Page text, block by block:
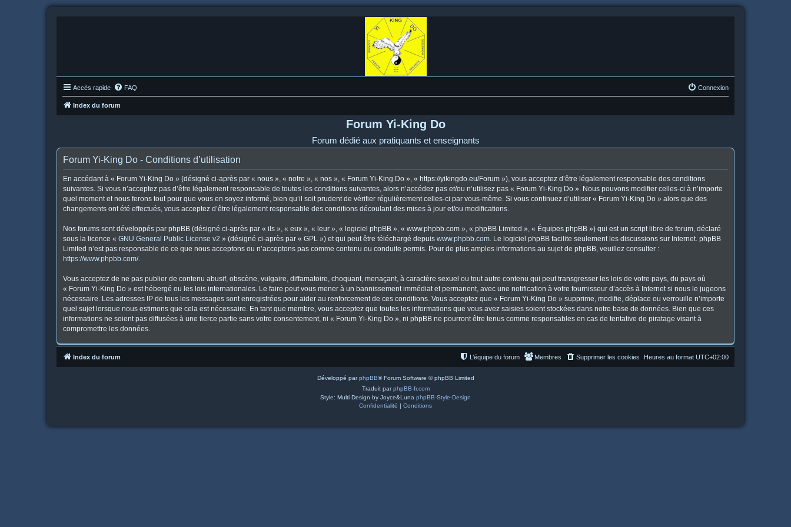
Accès rapide FAQ Connexion
Index du forum
Forum Yi-King Do
Forum dédié aux pratiquants et enseignants
Forum Yi-King Do - Conditions d’utilisation
En accédant à « Forum Yi-King Do » (désigné ci-après par « nous », « notre », « nos », « Forum Yi-King Do », « https://yikingdo.eu/Forum »), vous acceptez d’être légalement responsable des conditions
suivantes. Si vous n’acceptez pas d’être légalement responsable de toutes les conditions suivantes, alors n’accédez pas et/ou n’utilisez pas « Forum Yi-King Do ». Nous pouvons modifier celles-ci à n’importe
quel moment et nous ferons tout pour que vous en soyez informé, bien qu’il soit prudent de vérifier régulièrement celles-ci par vous-même. Si vous continuez d’utiliser « Forum Yi-King Do » alors que des
changements ont été effectués, vous acceptez d’être légalement responsable des conditions découlant des mises à jour et/ou modifications.
Nos forums sont développés par phpBB (désigné ci-après par « ils », « eux », « leur », « logiciel phpBB », « www.phpbb.com », « phpBB Limited », « Équipes phpBB ») qui est un script libre de forum, déclaré
sous la licence « GNU General Public License v2 » (désigné ci-après par « GPL ») et qui peut être téléchargé depuis www.phpbb.com. Le logiciel phpBB facilite seulement les discussions sur Internet. phpBB
Limited n’est pas responsable de ce que nous acceptons ou n’acceptons pas comme contenu ou conduite permis. Pour de plus amples informations au sujet de phpBB, veuillez consulter :
https://www.phpbb.com/.
Vous acceptez de ne pas publier de contenu abusif, obscène, vulgaire, diffamatoire, choquant, menaçant, à caractère sexuel ou tout autre contenu qui peut transgresser les lois de votre pays, du pays où
« Forum Yi-King Do » est hébergé ou les lois internationales. Le faire peut vous mener à un bannissement immédiat et permanent, avec une notification à votre fournisseur d’accès à Internet si nous le jugeons
nécessaire. Les adresses IP de tous les messages sont enregistrées pour aider au renforcement de ces conditions. Vous acceptez que « Forum Yi-King Do » supprime, modifie, déplace ou verrouille n’importe
quel sujet lorsque nous estimons que cela est nécessaire. En tant que membre, vous acceptez que toutes les informations que vous avez saisies soient stockées dans notre base de données. Bien que ces
informations ne soient pas diffusées à une tierce partie sans votre consentement, ni « Forum Yi-King Do », ni phpBB ne pourront être tenus comme responsables en cas de tentative de piratage visant à
compromettre les données.
Index du forum Heures au format UTC+02:00
Supprimer les cookies
Membres
L’équipe du forum
Développé parphpBB® Forum Software © phpBB Limited
Traduit parphpBB-fr.com
Style: Multi Design by Joyce&Luna phpBB-Style-Design
Confidentialité | Conditions